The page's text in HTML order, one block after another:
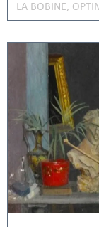
LA BOBINE,